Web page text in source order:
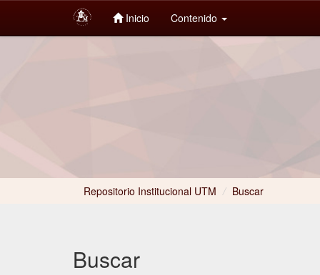
Inicio Contenido
Repositorio Institucional UTM / Buscar
Buscar